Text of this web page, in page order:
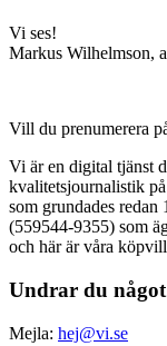
Vi ses!
Markus Wilhelmson,
Vill du prenumerera
Vi är en digital tjänst
kvalitetsjournalistik
som grundades
(559544-9355) som
och här är våra
Undrar du
Mejla: hej@vi.se